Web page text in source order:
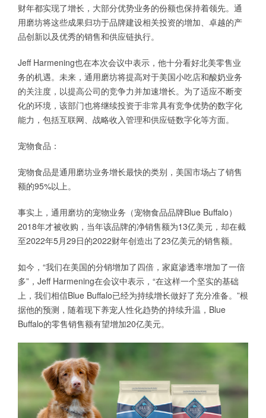
财年都实现了增长，大部分优势业务的份额也保持着领先。通
用磨坊将这些成果归功于品牌建设相关投资的增加、卓越的产
品创新以及优秀的销售和供应链执行。
Jeff Harmening也在本次会议中表示，他十分看好北美零售业
务的机遇。未来，通用磨坊将提高对于美国小吃店和酸奶业务
的关注度，以提高公司的竞争力并加速增长。为了适应不断变
化的环境，该部门也将继续投资于非常具有竞争优势的数字化
能力，包括互联网、战略收入管理和供应链数字化等方面。
宠物食品：
宠物食品是通用磨坊业务增长最快的类别，美国市场占了销售
额的95%以上。
事实上，通用磨坊的宠物业务（宠物食品品牌Blue Buffalo）
2018年才被收购，当年该品牌的净销售额为13亿美元，却在截
至2022年5月29日的2022财年创造出了23亿美元的销售额。
如今，“我们在美国的分销增加了四倍，家庭渗透率增加了一倍
多”，Jeff Harmening在会议中表示，“在这样一个坚实的基础
上，我们相信Blue Buffalo已经为持续增长做好了充分准备。”根
据他的预测，随着现下养宠人性化趋势的持续升温，Blue
Buffalo的零售销售额有望增加20亿美元。